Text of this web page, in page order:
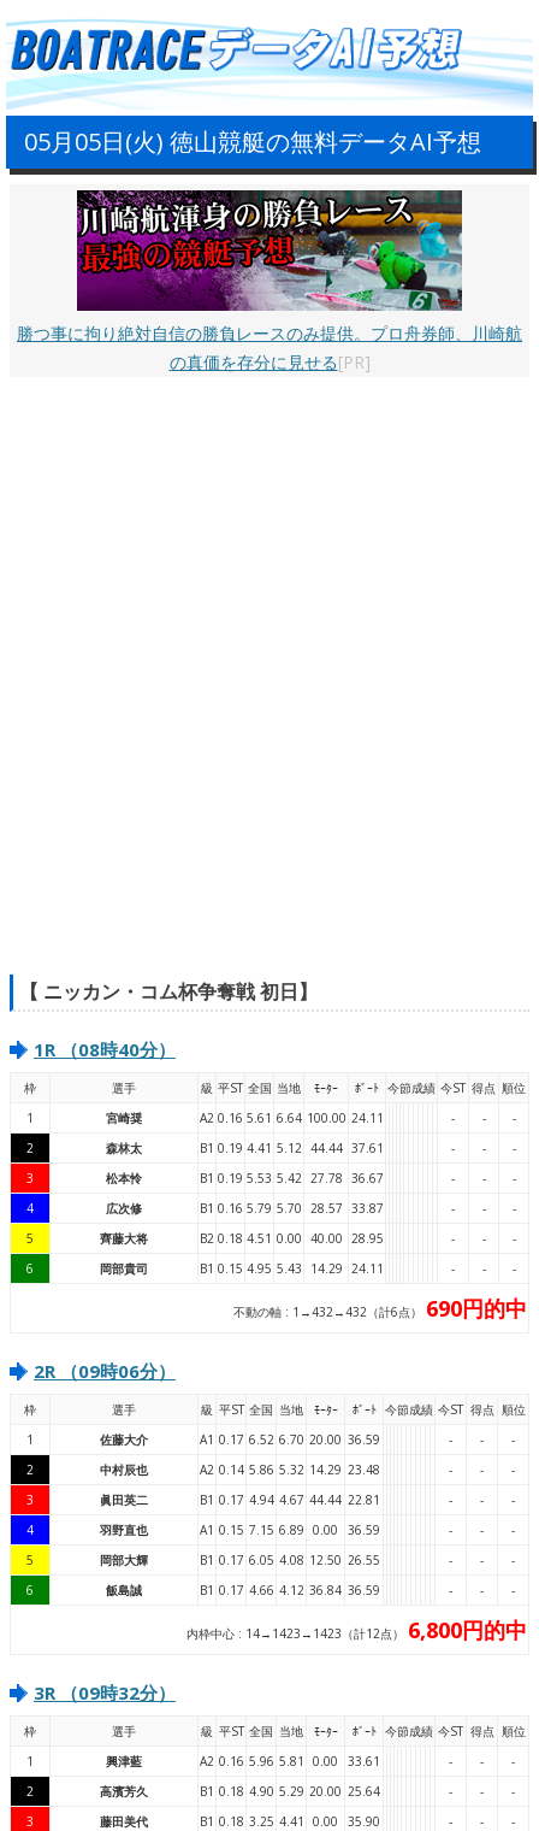
05月05日(火) 徳山競艇の無料データAI予想
勝つ事に拘り絶対自信の勝負レースのみ提供。プロ舟券師、川崎航
の真価を存分に見せる[PR]
【 ニッカン・コム杯争奪戦 初日】
1R （08時40分）
枠 選手 級 平ST 全国 当地 ﾓｰﾀｰ ﾎﾞｰﾄ 今節成績 今ST 得点 順位
1
宮崎奨 A2 0.16 5.61 6.64 100.00 24.11 - -
-
2
森林太 B1 0.19 4.41 5.12 44.44 37.61 - -
-
3
松本怜 B1 0.19 5.53 5.42 27.78 36.67 - -
-
4
広次修 B1 0.16 5.79 5.70 28.57 33.87 - -
-
5
齊藤大将 B2 0.18 4.51 0.00 40.00 28.95 - -
-
6
岡部貴司 B1 0.15 4.95 5.43 14.29 24.11 - - -
不動の軸 : 1→432→432（計6点） 690円的中
2R （09時06分）
枠 選手 級 平ST 全国 当地 ﾓｰﾀｰ ﾎﾞｰﾄ 今節成績 今ST 得点 順位
1
佐藤大介 A1 0.17 6.52 6.70 20.00 36.59 - -
-
2
中村辰也 A2 0.14 5.86 5.32 14.29 23.48 - -
-
3
眞田英二 B1 0.17 4.94 4.67 44.44 22.81 - -
-
4
羽野直也 A1 0.15 7.15 6.89 0.00 36.59 - -
-
5
岡部大輝 B1 0.17 6.05 4.08 12.50 26.55 - -
-
6
飯島誠 B1 0.17 4.66 4.12 36.84 36.59 - - -
内枠中心 : 14→1423→1423（計12点） 6,800円的中
3R （09時32分）
枠 選手 級 平ST 全国 当地 ﾓｰﾀｰ ﾎﾞｰﾄ 今節成績 今ST 得点 順位
1
興津藍 A2 0.16 5.96 5.81 0.00 33.61 - -
-
2
高濱芳久 B1 0.18 4.90 5.29 20.00 25.64 - -
-
3
藤田美代 B1 0.18 3.25 4.41 0.00 35.90 - -
-